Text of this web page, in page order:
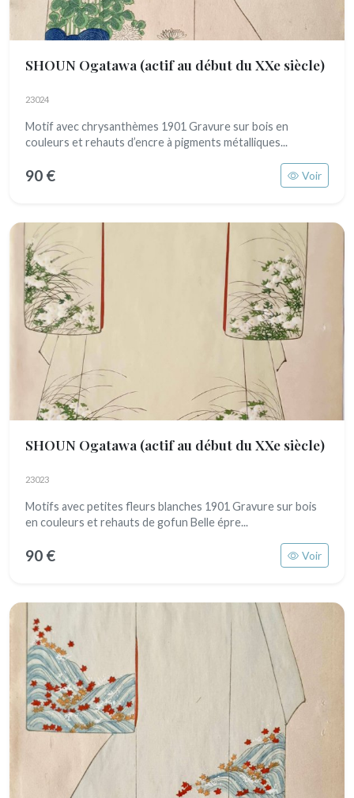
SHOUN Ogatawa (actif au début du XXe siècle)
23024
Motif avec chrysanthèmes 1901 Gravure sur bois en
couleurs et rehauts d’encre à pigments métalliques...
90 € Voir
SHOUN Ogatawa (actif au début du XXe siècle)
23023
Motifs avec petites fleurs blanches 1901 Gravure sur bois
en couleurs et rehauts de gofun Belle épre...
90 € Voir